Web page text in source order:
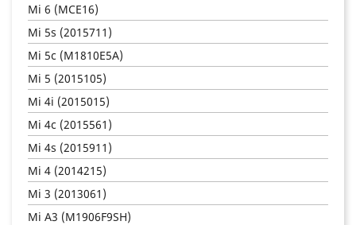
Mi 6 (MCE16)
Mi 5s (2015711)
Mi 5c (M1810E5A)
Mi 5 (2015105)
Mi 4i (2015015)
Mi 4c (2015561)
Mi 4s (2015911)
Mi 4 (2014215)
Mi 3 (2013061)
Mi A3 (M1906F9SH)